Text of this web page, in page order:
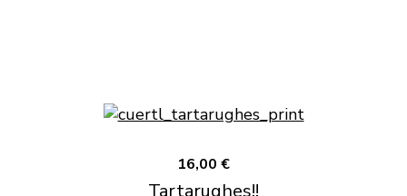
16,00 €
Tartarughes!!